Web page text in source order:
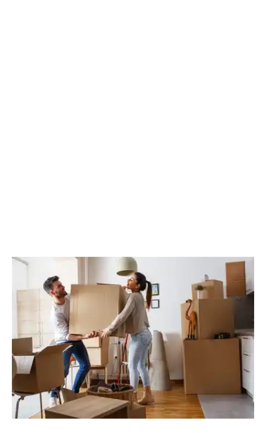
Service Déménagement Aide déménageur
Aide au déménagement
Service Aide demenageur